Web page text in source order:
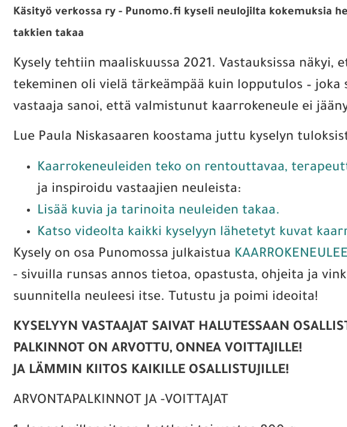
Käsityö verkossa ry - Punomo.fi kyseli neulojilta kokemuksia
takkien takaa
Kysely tehtiin maaliskuussa 2021. Vastauksissa näkyi,
tekeminen oli vielä tärkeämpää kuin lopputulos –
vastaaja sanoi, että valmistunut kaarrokeneule ei
Lue Paula Niskasaaren koostama juttu kyselyn
Kaarrokeneuleiden teko on rentouttavaa,
ja inspiroidu vastaajien neuleista:
Lisää kuvia ja tarinoita neuleiden takaa.
Katso videolta kaikki kyselyyn lähetetyt kuvat
Kysely on osa Punomossa julkaistua
- sivuilla runsas annos tietoa, opastusta, ohjeita ja
suunnitella neuleesi itse. Tutustu ja poimi ideoita!
KYSELYYN VASTAAJAT SAIVAT HALUTESSAAN
PALKINNOT ON ARVOTTU, ONNEA VOITTAJILLE!
JA LÄMMIN KIITOS KAIKILLE OSALLISTUJILLE!
ARVONTAPALKINNOT JA -VOITTAJAT